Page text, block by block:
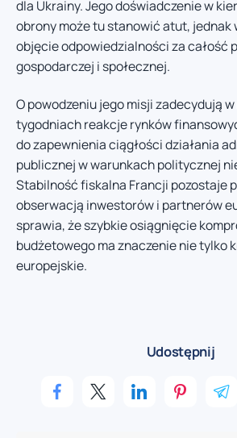
dla Ukrainy. Jego doświadczenie w
obrony może tu stanowić atut, jednak
objęcie odpowiedzialności za całość
gospodarczej i społecznej.
O powodzeniu jego misji zadecydują
tygodniach reakcje rynków
do zapewnienia ciągłości działania
publicznej w warunkach politycznej
Stabilność fiskalna Francji pozostaje
obserwacją inwestorów i partnerów
sprawia, że szybkie osiągnięcie
budżetowego ma znaczenie nie tylko
europejskie.
Udostępnij